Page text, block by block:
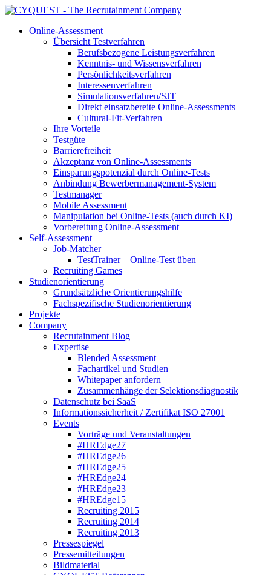
Online-Assessment
Übersicht Testverfahren
Berufsbezogene Leistungsverfahren
Kenntnis- und Wissensverfahren
Persönlichkeitsverfahren
Interessenverfahren
Simulationsverfahren/SJT
Direkt einsatzbereite Online-Assessments
Cultural-Fit-Verfahren
Ihre Vorteile
Testgüte
Barrierefreiheit
Akzeptanz von Online-Assessments
Einsparungspotenzial durch Online-Tests
Anbindung Bewerbermanagement-System
Testmanager
Mobile Assessment
Manipulation bei Online-Tests (auch durch KI)
Vorbereitung Online-Assessment
Self-Assessment
Job-Matcher
TestTrainer – Online-Test üben
Recruiting Games
Studienorientierung
Grundsätzliche Orientierungshilfe
Fachspezifische Studienorientierung
Projekte
Company
Recrutainment Blog
Expertise
Blended Assessment
Fachartikel und Studien
Whitepaper anfordern
Zusammenhänge der Selektionsdiagnostik
Datenschutz bei SaaS
Informationssicherheit / Zertifikat ISO 27001
Events
Vorträge und Veranstaltungen
#HREdge27
#HREdge26
#HREdge25
#HREdge24
#HREdge23
#HREdge15
Recruiting 2015
Recruiting 2014
Recruiting 2013
Pressespiegel
Pressemitteilungen
Bildmaterial